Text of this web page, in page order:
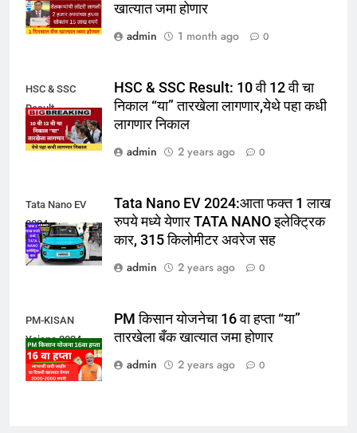
खात्यात जमा होणार
admin
1 month ago 0
HSC & SSC
Result
HSC & SSC Result: 10 वी 12 वी चा
निकाल “या” तारखेला लागणार,येथे पहा कधी
लागणार निकाल
admin
2 years ago 0
Tata Nano EV
2024
Tata Nano EV 2024:आता फक्त 1 लाख
रुपये मध्ये येणार TATA NANO इलेक्ट्रिक
कार, 315 किलोमीटर अवरेज सह
admin
2 years ago 0
PM-KISAN
Yojana 2024
PM किसान योजनेचा 16 वा हप्ता “या”
तारखेला बँक खात्यात जमा होणार
admin
2 years ago 0